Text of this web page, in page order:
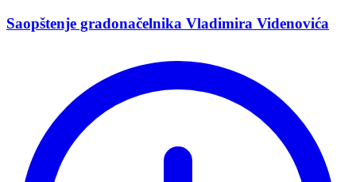
Saopštenje gradonačelnika Vladimira Videnovića